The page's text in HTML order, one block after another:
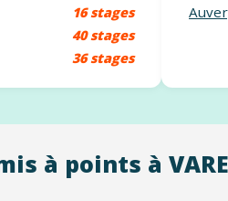
16 stages
40 stages
36 stages
à points à